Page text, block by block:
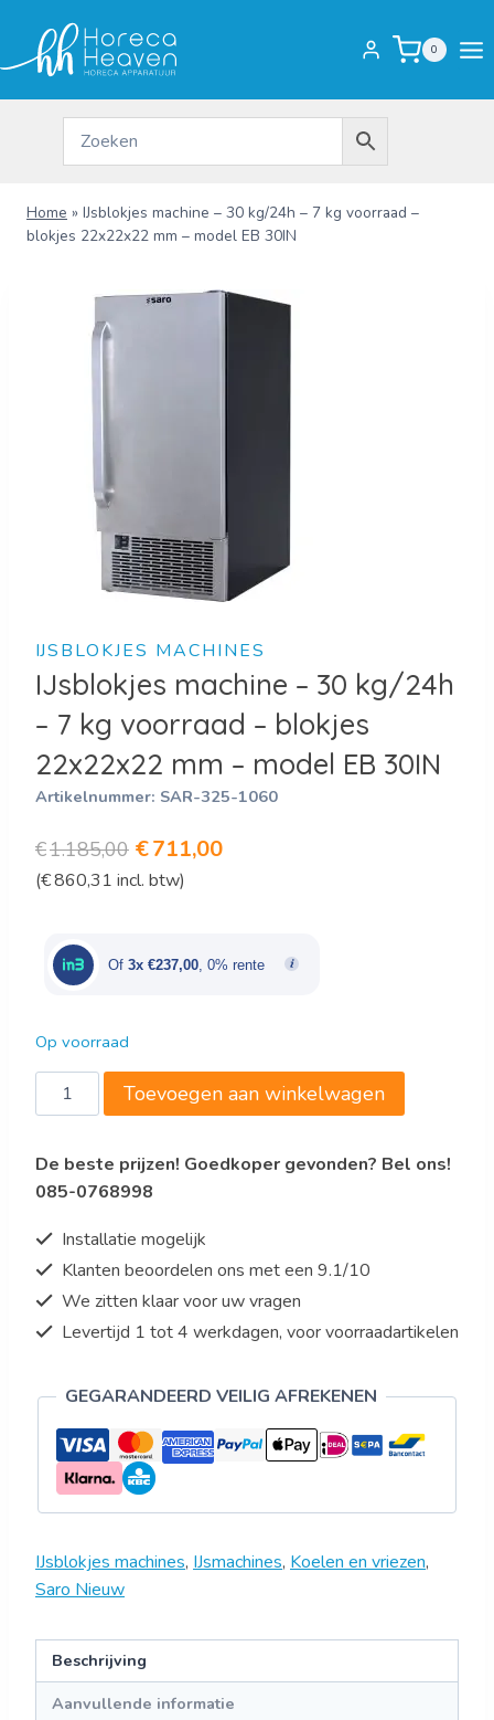
inhoud
0
Home » IJsblokjes machine – 30 kg/24h – 7 kg voorraad –
blokjes 22x22x22 mm – model EB 30IN
IJSBLOKJES MACHINES
IJsblokjes machine – 30 kg/24h
– 7 kg voorraad – blokjes
22x22x22 mm – model EB 30IN
Artikelnummer: SAR-325-1060
€1.185,00 Oorspronkelijke
prijs
€1.185,00.
€711,00Huidige
€711,00.
(€860,31 incl. btw)
Of 3x €237,00 , 0% rente
Op voorraad
IJsblokjes
machine
30
kg/24h
7
kg
voorraad
-
22x22x22
model
EB
aantal
Toevoegen aan winkelwagen
De beste prijzen! Goedkoper gevonden? Bel ons!
085-0768998
Installatie mogelijk
Klanten beoordelen ons met een 9.1/10
We zitten klaar voor uw vragen
Levertijd 1 tot 4 werkdagen, voor voorraadartikelen
GEGARANDEERD VEILIG AFREKENEN
IJsblokjes machines, IJsmachines, Koelen en vriezen,
Saro Nieuw
Beschrijving
Aanvullende informatie